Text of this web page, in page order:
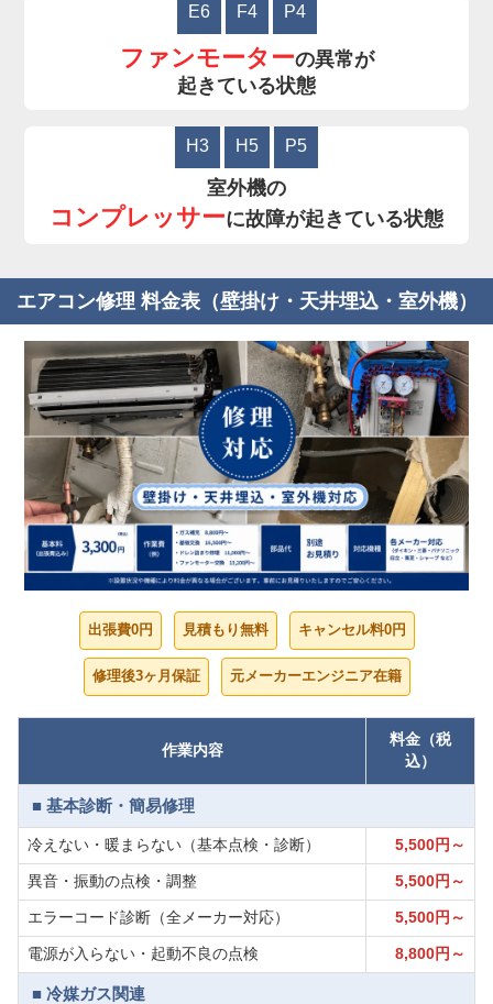
E6 F4 P4
ファンモーターの異常が
起きている状態
H3 H5 P5
室外機の
コンプレッサーに故障が起きている状態
エアコン修理 料金表（壁掛け・天井埋込・室外機）
出張費0円 見積もり無料 キャンセル料0円
修理後3ヶ月保証 元メーカーエンジニア在籍
作業内容
料金（税
込）
■ 基本診断・簡易修理
冷えない・暖まらない（基本点検・診断） 5,500円～
異音・振動の点検・調整 5,500円～
エラーコード診断（全メーカー対応） 5,500円～
電源が入らない・起動不良の点検 8,800円～
■ 冷媒ガス関連